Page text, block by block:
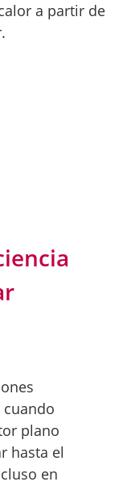
a partir de
plano
hasta el
en